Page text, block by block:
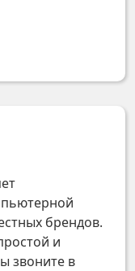
брендов.
и
звоните в